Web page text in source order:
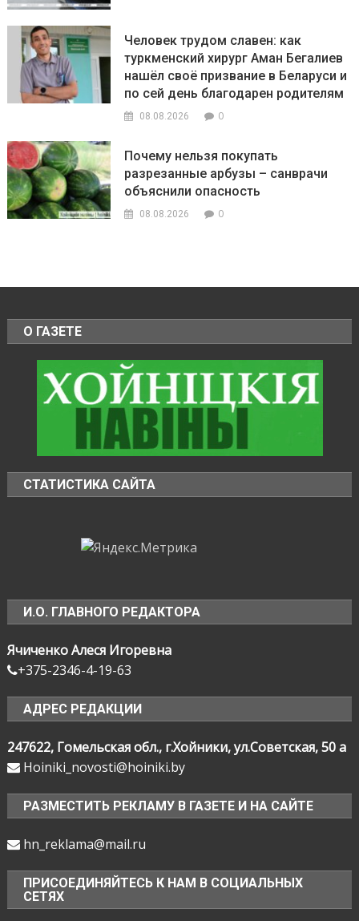
Человек трудом славен: как
туркменский хирург Аман Бегалиев
нашёл своё призвание в Беларуси и
по сей день благодарен родителям
08.08.2026 0
Почему нельзя покупать
разрезанные арбузы – санврачи
объяснили опасность
08.08.2026 0
О ГАЗЕТЕ
СТАТИСТИКА САЙТА
И.О. ГЛАВНОГО РЕДАКТОРА
Ячиченко Алеся Игоревна
+375-2346-4-19-63
АДРЕС РЕДАКЦИИ
247622, Гомельская обл., г.Хойники, ул.Советская, 50 а
Hoiniki_novosti@hoiniki.by
РАЗМЕСТИТЬ РЕКЛАМУ В ГАЗЕТЕ И НА САЙТЕ
hn_reklama@mail.ru
ПРИСОЕДИНЯЙТЕСЬ К НАМ В СОЦИАЛЬНЫХ
СЕТЯХ